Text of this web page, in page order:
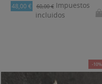
48,00 € 60,00 €Impuestos
incluidos
-10%